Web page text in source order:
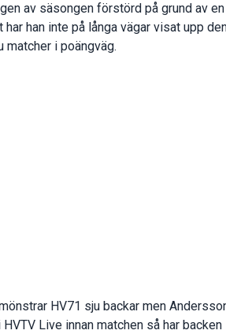
av säsongen förstörd på grund av
han inte på långa vägar visat upp
matcher i poängväg.
HV71 sju backar men
HVTV Live innan matchen så har